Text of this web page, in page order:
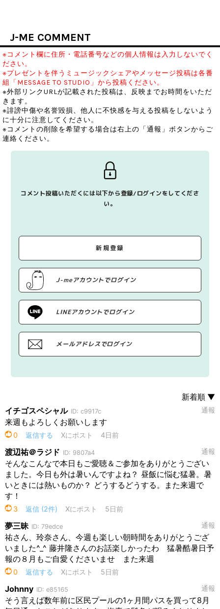
J-ME COMMENT
※コメント欄に住所・電話番号などの個人情報は入力しないでく
ださい。
※プレゼントを伴うミュージックシェアやメッセージ投稿は各番
組「MESSAGE TO STUDIO」から投稿ください。
※外部リンクURLが記載された投稿は、反映までお時間をいただ
きます。
※誹謗中傷や名誉毀損、他人に不快感を与える投稿をしないよう
に十分に注意してください。
※コメントの削除を希望する場合は右上の「通報」ボタンからご
連絡ください。
コメント投稿いただくには以下から登録/ログインをしてくださ
い。
新規登録
J-meアカウントでログイン
LINEアカウントでログイン
メールアドレスでログイン